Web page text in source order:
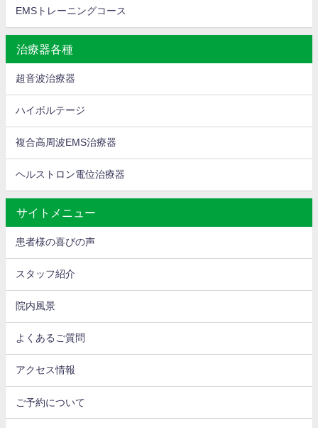
EMSトレーニングコース
治療器各種
超音波治療器
ハイボルテージ
複合高周波EMS治療器
ヘルストロン電位治療器
サイトメニュー
患者様の喜びの声
スタッフ紹介
院内風景
よくあるご質問
アクセス情報
ご予約について